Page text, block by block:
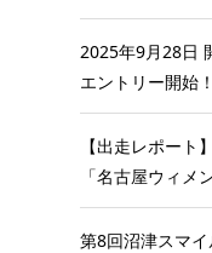
2025年9月28日
エントリー開始
【出走レポート
「名古屋ウィメ
第8回沼津スマ